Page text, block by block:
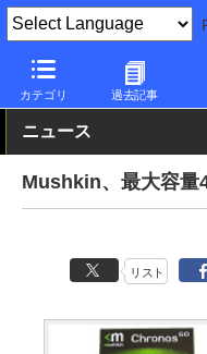
カテゴリ 過去記事
PC Watch 半導体/周辺機器
ニュース
Mushkin、最大容量
リスト